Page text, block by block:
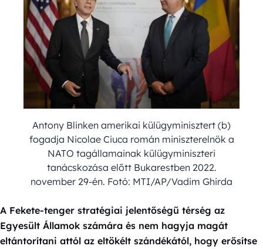
Antony Blinken amerikai külügyminisztert (b)
fogadja Nicolae Ciuca román miniszterelnök a
NATO tagállamainak külügyminiszteri
tanácskozása előtt Bukarestben 2022.
november 29-én. Fotó: MTI/AP/Vadim Ghirda
A Fekete-tenger stratégiai jelentőségű térség az
Egyesült Államok számára és nem hagyja magát
eltántorítani attól az eltökélt szándékától, hogy erősítse